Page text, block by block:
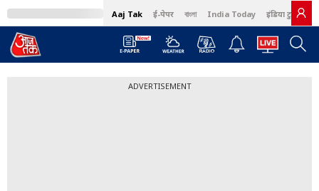
Aaj Tak ई-पेपर বাংলা India Today इंडिया टुडे हिंदी
ADVERTISEMENT